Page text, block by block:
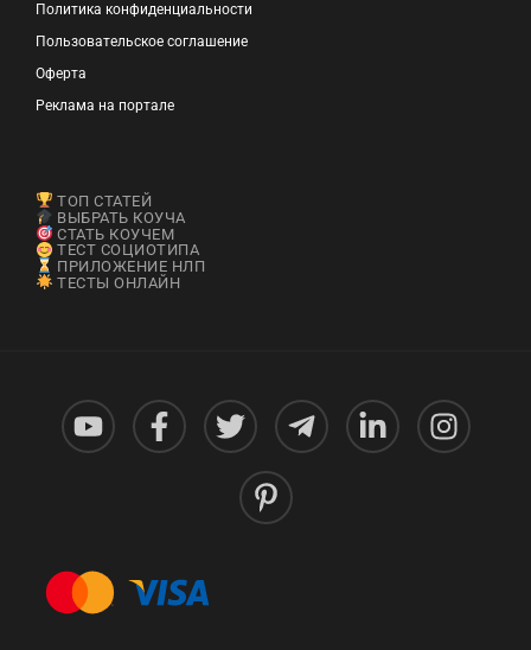
Политика конфиденциальности
Пользовательское соглашение
Оферта
Реклама на портале
ТОП СТАТЕЙ
ВЫБРАТЬ КОУЧА
СТАТЬ КОУЧЕМ
ТЕСТ СОЦИОТИПА
ПРИЛОЖЕНИЕ НЛП
ТЕСТЫ ОНЛАЙН